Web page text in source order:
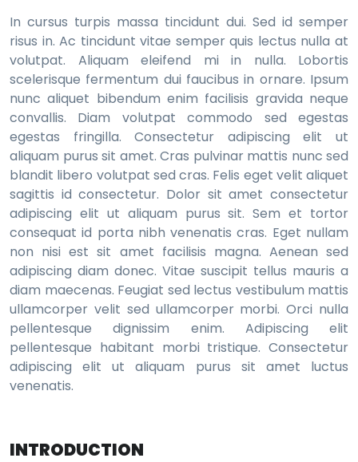
In cursus turpis massa tincidunt dui. Sed id semper
risus in. Ac tincidunt vitae semper quis lectus nulla at
volutpat. Aliquam eleifend mi in nulla. Lobortis
scelerisque fermentum dui faucibus in ornare. Ipsum
nunc aliquet bibendum enim facilisis gravida neque
convallis. Diam volutpat commodo sed egestas
egestas fringilla. Consectetur adipiscing elit ut
aliquam purus sit amet. Cras pulvinar mattis nunc sed
blandit libero volutpat sed cras. Felis eget velit aliquet
sagittis id consectetur. Dolor sit amet consectetur
adipiscing elit ut aliquam purus sit. Sem et tortor
consequat id porta nibh venenatis cras. Eget nullam
non nisi est sit amet facilisis magna. Aenean sed
adipiscing diam donec. Vitae suscipit tellus mauris a
diam maecenas. Feugiat sed lectus vestibulum mattis
ullamcorper velit sed ullamcorper morbi. Orci nulla
pellentesque dignissim enim. Adipiscing elit
pellentesque habitant morbi tristique. Consectetur
adipiscing elit ut aliquam purus sit amet luctus
venenatis.
INTRODUCTION